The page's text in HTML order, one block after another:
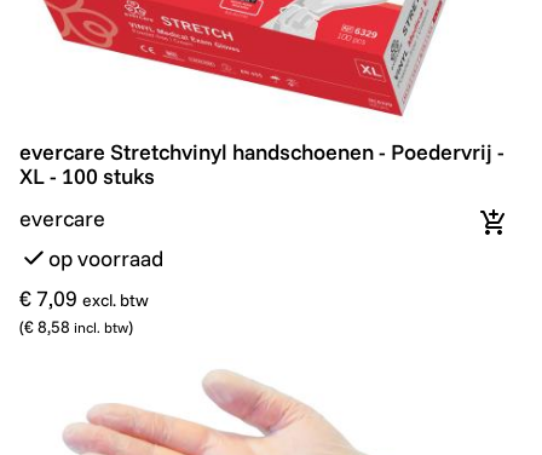
evercare Stretchvinyl handschoenen - Poedervrij - XL
evercare Stretchvinyl handschoenen - Poedervrij -
XL - 100 stuks
evercare
op voorraad
€ 7,09 excl. btw
(€ 8,58 incl. btw)
In